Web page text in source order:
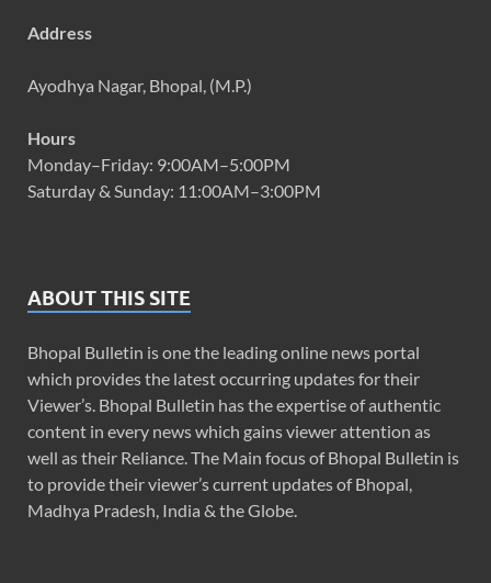
Address
Ayodhya Nagar, Bhopal, (M.P.)
Hours
Monday–Friday: 9:00AM–5:00PM
Saturday & Sunday: 11:00AM–3:00PM
ABOUT THIS SITE
Bhopal Bulletin is one the leading online news portal
which provides the latest occurring updates for their
Viewer’s. Bhopal Bulletin has the expertise of authentic
content in every news which gains viewer attention as
well as their Reliance. The Main focus of Bhopal Bulletin is
to provide their viewer’s current updates of Bhopal,
Madhya Pradesh, India & the Globe.